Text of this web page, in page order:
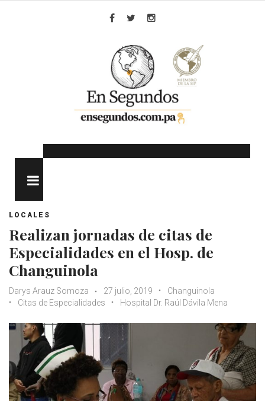
LOCALES
Realizan jornadas de citas de
Especialidades en el Hosp. de
Changuinola
Darys Arauz Somoza 27 julio, 2019
Changuinola
Citas de Especialidades
Hospital Dr. Raúl Dávila Mena